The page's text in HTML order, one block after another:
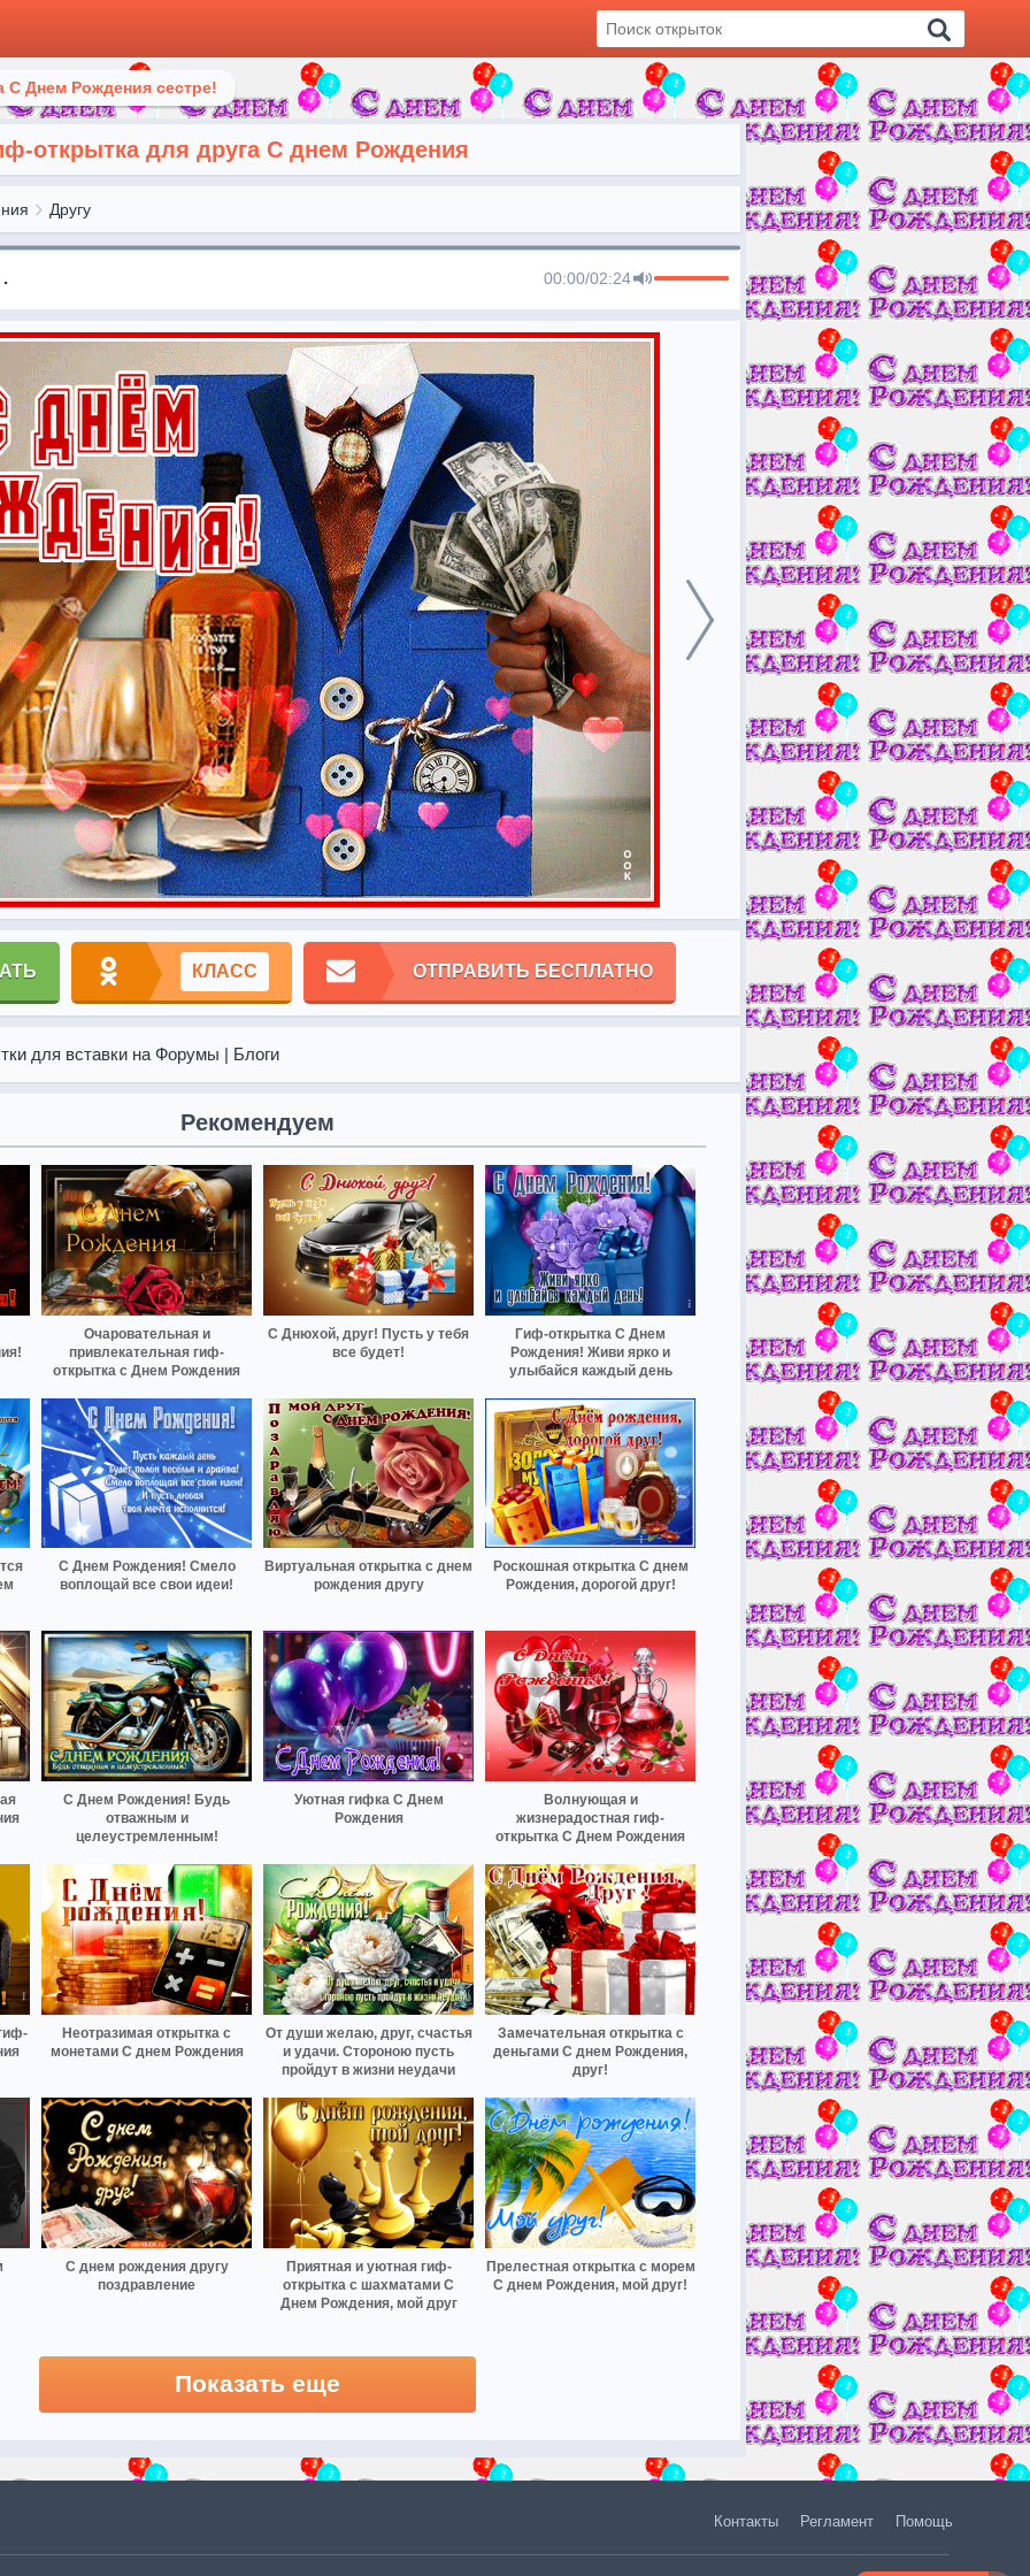
С Днем Рождения сестре!
открытка для друга С днем Рождения
Другу
00:00/02:24
КЛАСС ОТПРАВИТЬ БЕСПЛАТНО
для вставки на Форумы | Блоги
Рекомендуем
Очаровательная и
привлекательная гиф-
открытка с Днем Рождения
С Днюхой, друг! Пусть у тебя
все будет!
Гиф-открытка С Днем
Рождения! Живи ярко и
улыбайся каждый день
С Днем Рождения! Смело
воплощай все свои идеи!
Виртуальная открытка с днем
рождения другу
Роскошная открытка С днем
Рождения, дорогой друг!
С Днем Рождения! Будь
отважным и
целеустремленным!
Уютная гифка С Днем
Рождения
Волнующая и
жизнерадостная гиф-
открытка С Днем Рождения
Неотразимая открытка с
монетами С днем Рождения
От души желаю, друг, счастья
и удачи. Стороною пусть
пройдут в жизни неудачи
Замечательная открытка с
деньгами С днем Рождения,
друг!
С днем рождения другу
поздравление
Приятная и уютная гиф-
открытка с шахматами С
Днем Рождения, мой друг
Прелестная открытка с морем
С днем Рождения, мой друг!
Показать еще
Контакты Регламент Помощь